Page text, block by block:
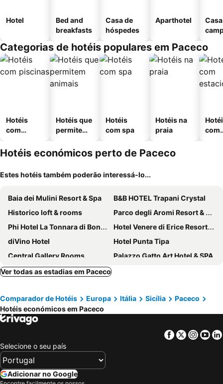
Hotel
Bed and
breakfasts
Casa de
hóspedes
Aparthotel
Categorias de hotéis populares em Paceco
Hotéis
com
Hotéis que
permitem
Hotéis
com spa
Hotéis na
praia
com
Hotéis económicos perto de Paceco
Estes hotéis também poderão interessá-lo...
Baia dei Mulini Resort & Spa
B&B HOTEL Trapani Crystal
Historico loft & rooms
Parco degli Aromi Resort & SPA
Phi Hotel La Tonnara di Bonagia
Hotel Venere di Erice Resort & Spa
diVino Hotel
Hotel Punta Tipa
Central Gallery Rooms
Palazzo Gatto Art Hotel & SPA
Baitan Hotel
Mangia's Favignana Resort
Room Of Andrea Hotel
Casalicchio B&B
Hotel Moderno
Hotel Trapani In
Hotel San Michele
Hotel Baglio Catalano
Albergo Russo
B&B Cortile Di Venere
Ver todas as estadias em Paceco
Comparador de Hotéis Europa Itália Sicília
Paceco
Hotéis económicos em Paceco
Facebook
Twitter
Selecione o seu país
Adicionar no Google